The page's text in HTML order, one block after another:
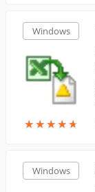
Windows
★★★★★
★★★★★
Windows